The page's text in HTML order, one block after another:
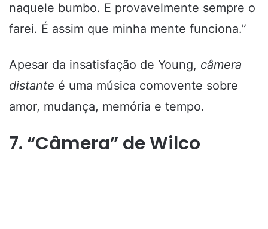
naquele bumbo. E provavelmente sempre o
farei. É assim que minha mente funciona.”
Apesar da insatisfação de Young, câmera
distante é uma música comovente sobre
amor, mudança, memória e tempo.
7. “Câmera” de Wilco